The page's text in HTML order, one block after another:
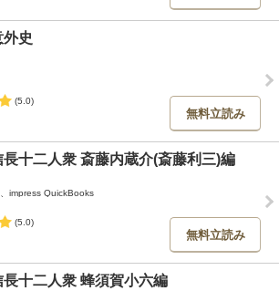
史
(5.0)
無料立読み
十二人衆 斎藤内蔵介(斎藤利三)編
impress QuickBooks
(5.0)
無料立読み
十二人衆 蜂須賀小六編